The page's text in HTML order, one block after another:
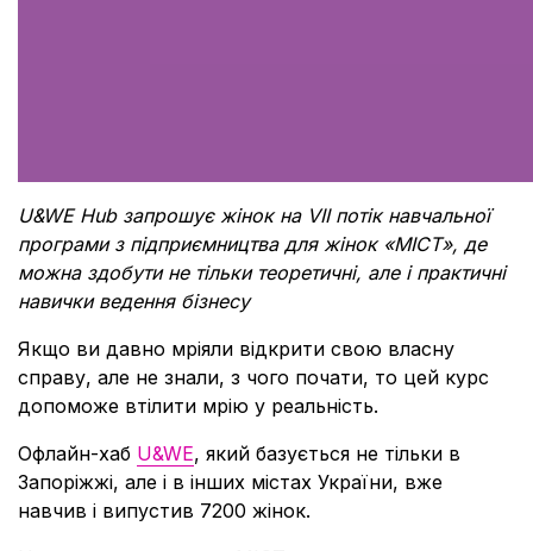
U&WE Hub запрошує жінок на VIІ потік навчальної
програми з підприємництва для жінок «МІСТ», де
можна здобути не тільки теоретичні, але і практичні
навички ведення бізнесу
Якщо ви давно мріяли відкрити свою власну
справу, але не знали, з чого почати, то цей курс
допоможе втілити мрію у реальність.
Офлайн-хаб U&WE, який базується не тільки в
Запоріжжі, але і в інших містах України, вже
навчив і випустив 7200 жінок.